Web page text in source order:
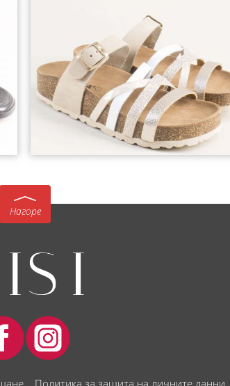
Нагоре
Политика за защита на личните данни